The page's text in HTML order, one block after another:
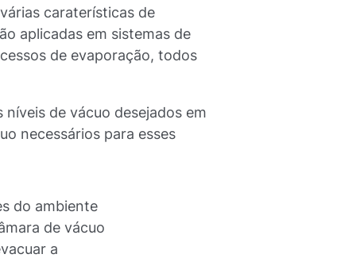
caraterísticas de
aplicadas em sistemas de
de evaporação, todos
de vácuo desejados em
necessários para esses
do ambiente
de vácuo
a